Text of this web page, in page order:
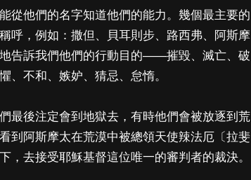
從他們的名字知道他們的能力。幾個最主要的
呼，例如：撒但、貝耳則步、路西弗、阿斯摩
告訴我們他們的行動目的——摧毀、滅亡、破
不和、嫉妒、猜忌、怠惰。
最後注定會到地獄去，有時他們會被放逐到荒
到阿斯摩太在荒漠中被總領天使辣法厄〔拉斐
，去接受耶穌基督這位唯一的審判者的裁決。